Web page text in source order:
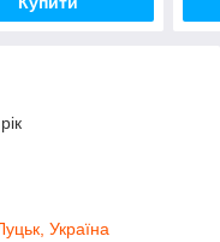
Україна